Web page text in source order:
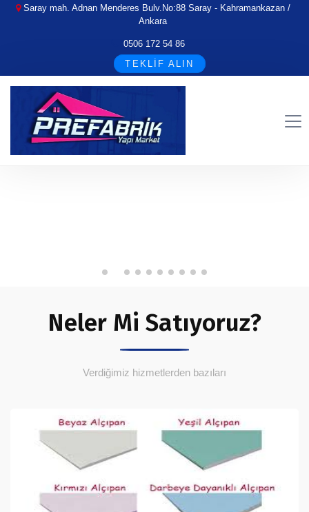
Saray mah. Adnan Menderes Bulv.No:88 Saray - Kahramankazan /
Ankara
0506 172 54 86
TEKLİF ALIN
Neler Mi Satıyoruz?
Verdiğimiz hizmetlerden bazıları